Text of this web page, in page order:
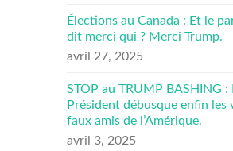
Élections au Canada : Et le
dit merci qui ? Merci Trump.
avril 27, 2025
STOP au TRUMP BASHING :
Président débusque enfin les
faux amis de l’Amérique.
avril 3, 2025